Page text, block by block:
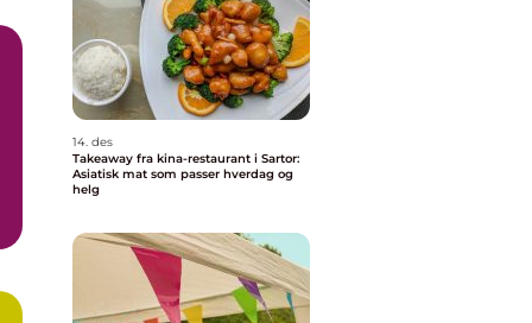
14. des
Takeaway fra kina-restaurant i Sartor:
Asiatisk mat som passer hverdag og
helg